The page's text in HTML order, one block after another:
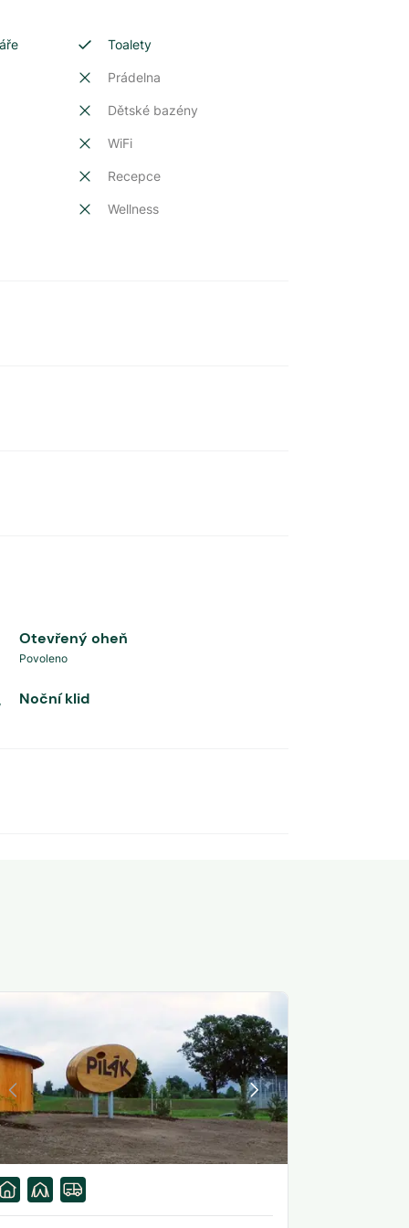
Toalety
Prádelna
Dětské bazény
WiFi
Recepce
Wellness
Otevřený oheň
Povoleno
Noční klid